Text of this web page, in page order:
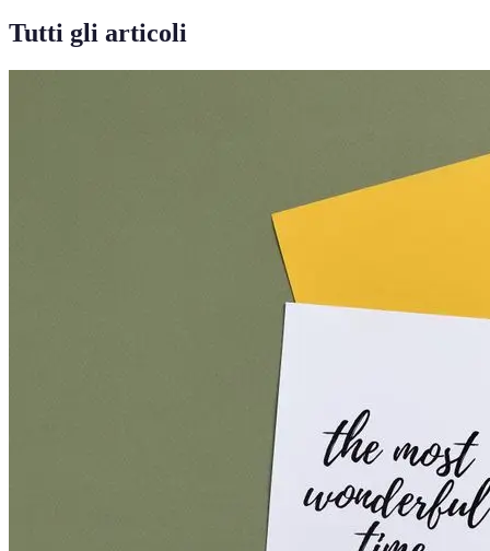
Tutti gli articoli